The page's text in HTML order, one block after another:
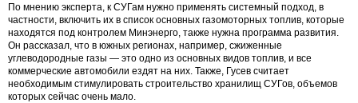
По мнению эксперта, к СУГам нужно применять системный подход, в
частности, включить их в список основных газомоторных топлив, которые
находятся под контролем Минэнерго, также нужна программа развития.
Он рассказал, что в южных регионах, например, сжиженные
углеводородные газы — это одно из основных видов топлив, и все
коммерческие автомобили ездят на них. Также, Гусев считает
необходимым стимулировать строительство хранилищ СУГов, объемов
которых сейчас очень мало.